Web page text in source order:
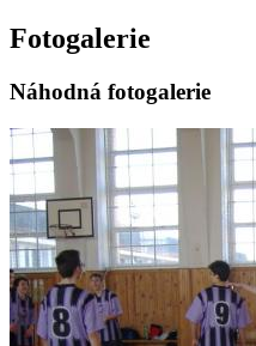
Fotogalerie
Náhodná fotogalerie